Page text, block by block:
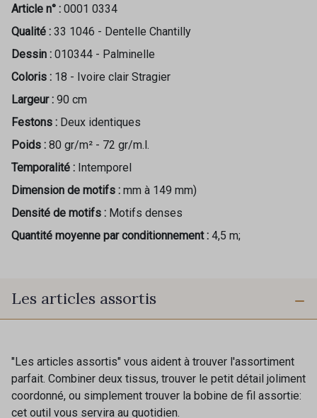
Article n° : 0001 0334
Qualité : 33 1046 - Dentelle Chantilly
Dessin : 010344 - Palminelle
Coloris : 18 - Ivoire clair Stragier
Largeur : 90 cm
Festons : Deux identiques
Poids : 80 gr/m² - 72 gr/m.l.
Temporalité : Intemporel
Dimension de motifs : mm à 149 mm)
Densité de motifs : Motifs denses
Quantité moyenne par conditionnement : 4,5 m;
Les articles assortis
"Les articles assortis" vous aident à trouver l'assortiment
parfait. Combiner deux tissus, trouver le petit détail joliment
coordonné, ou simplement trouver la bobine de fil assortie:
cet outil vous servira au quotidien.